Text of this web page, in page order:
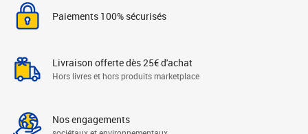
Paiements 100% sécurisés
Livraison offerte dès 25€ d'achat
Hors livres et hors produits marketplace
Nos engagements